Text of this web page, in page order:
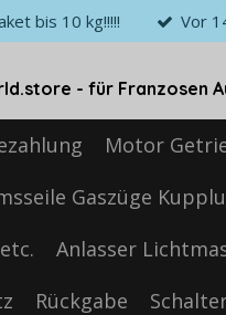
bis 10 kg!!!!! Vor
- für Franzosen
Motor
Gaszüge
Anlasser
Rückgabe